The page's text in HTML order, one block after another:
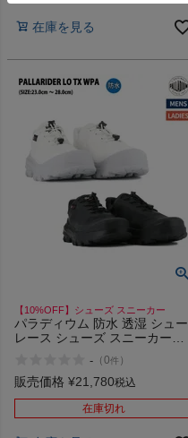
在庫を見る
【10%OFF】シューズ スニーカー
パラディウム 防水 透湿 シュー
レース シューズ スニーカー
TX WPA 79538 008 116
- （0件 ）
販売価格 ¥21,780税込
在庫切れ